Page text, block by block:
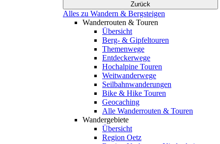
Zurück
Alles zu Wandern & Bergsteigen
Wanderrouten & Touren
Übersicht
Berg- & Gipfeltouren
Themenwege
Entdeckerwege
Hochalpine Touren
Weitwanderwege
Seilbahnwanderungen
Bike & Hike Touren
Geocaching
Alle Wanderrouten & Touren
Wandergebiete
Übersicht
Region Oetz